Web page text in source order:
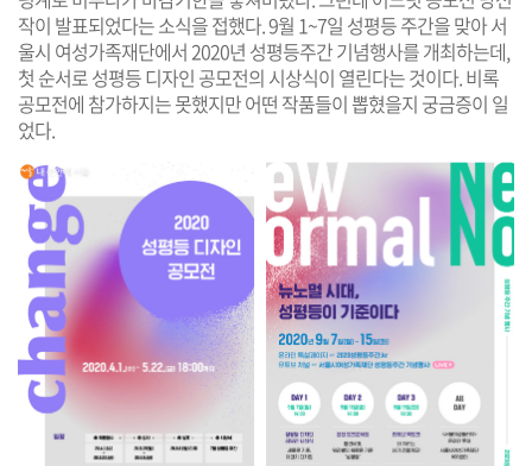
작이 발표되었다는 소식을 접했다. 9월 1~7일 성평등 주간을 맞아 서
울시 여성가족재단에서 2020년 성평등주간 기념행사를 개최하는데,
첫 순서로 성평등 디자인 공모전의 시상식이 열린다는 것이다. 비록
공모전에 참가하지는 못했지만 어떤 작품들이 뽑혔을지 궁금증이 일
었다.